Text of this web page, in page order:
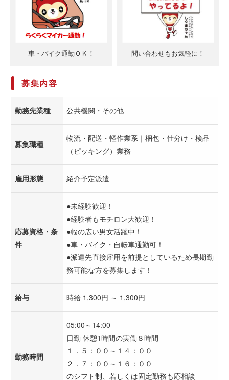
車・バイク通勤ＯＫ！ 問い合わせもお気軽に！
募集内容
勤務先業種 公共機関・その他
募集職種
物流・配送・軽作業系｜梱包・仕分け・検品
（ピッキング）業務
雇用形態 紹介予定派遣
応募資格・条
件
●未経験歓迎！
●経験者もモチロン大歓迎！
●幅の広い男女活躍中！
●車・バイク・自転車通勤可！
●派遣先直接雇用を前提としているため長期勤
務可能な方を募集します！
給与 時給 1,300円 ～ 1,300円
勤務時間
05:00～14:00
日勤 休憩1時間の実働８時間
１．５：００～１４：００
２．７：００～１６：００
のシフト制、若しくは固定勤務も応相談